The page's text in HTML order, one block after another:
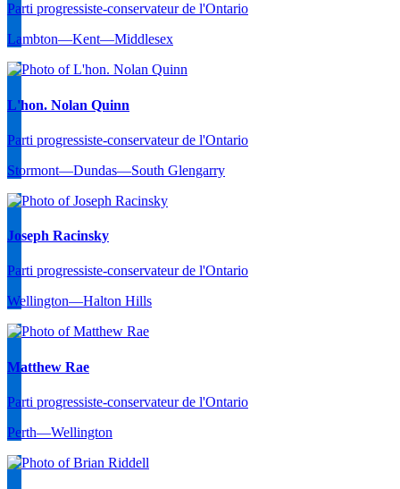
Parti progressiste-conservateur de l'Ontario
Lambton—Kent—Middlesex
L'hon. Nolan Quinn
Parti progressiste-conservateur de l'Ontario
Stormont—Dundas—South Glengarry
Joseph Racinsky
Parti progressiste-conservateur de l'Ontario
Wellington—Halton Hills
Matthew Rae
Parti progressiste-conservateur de l'Ontario
Perth—Wellington